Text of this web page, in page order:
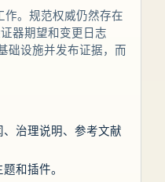
。规范权威仍然存在
器期望和变更日志
础设施并发布证据，而
治理说明、参考文献
和插件。